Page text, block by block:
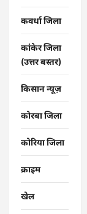
कवर्धा जिला
कांकेर जिला
(उत्तर बस्तर)
किसान न्यूज़
कोरबा जिला
कोरिया जिला
क्राइम
खेल